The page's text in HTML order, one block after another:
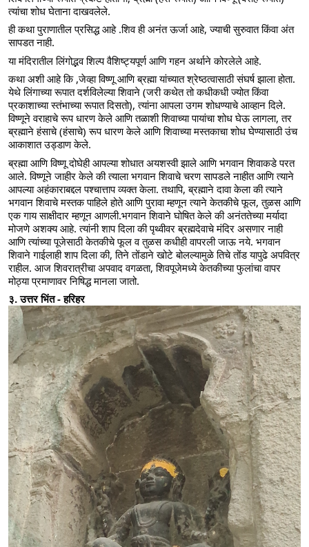
त्यांचा शोध घेताना दाखवलेले.
ही कथा पुराणातील प्रसिद्ध आहे .शिव ही अनंत ऊर्जा आहे, ज्याची सुरुवात किंवा अंत
सापडत नाही.
या मंदिरातील लिंगोद्भव शिल्प वैशिष्ट्यपूर्ण आणि गहन अर्थाने कोरलेले आहे.
कथा अशी आहे कि ,जेव्हा विष्णू आणि ब्रह्मा यांच्यात श्रेष्ठत्वासाठी संघर्ष झाला होता.
येथे लिंगाच्या रूपात दर्शविलेल्या शिवाने (जरी कथेत तो कधीकधी ज्योत किंवा
प्रकाशाच्या स्तंभाच्या रूपात दिसतो), त्यांना आपला उगम शोधण्याचे आव्हान दिले.
विष्णूने वराहाचे रूप धारण केले आणि तळाशी शिवाच्या पायांचा शोध घेऊ लागला, तर
ब्रह्माने हंसाचे (हंसाचे) रूप धारण केले आणि शिवाच्या मस्तकाचा शोध घेण्यासाठी उंच
आकाशात उड्डाण केले.
ब्रह्मा आणि विष्णू दोघेही आपल्या शोधात अयशस्वी झाले आणि भगवान शिवाकडे परत
आले. विष्णूने जाहीर केले की त्याला भगवान शिवाचे चरण सापडले नाहीत आणि त्याने
आपल्या अहंकाराबद्दल पश्चात्ताप व्यक्त केला. तथापि, ब्रह्माने दावा केला की त्याने
भगवान शिवाचे मस्तक पाहिले होते आणि पुरावा म्हणून त्याने केतकीचे फूल, तुळस आणि
एक गाय साक्षीदार म्हणून आणली.भगवान शिवाने घोषित केले की अनंततेच्या मर्यादा
मोजणे अशक्य आहे. त्यांनी शाप दिला की पृथ्वीवर ब्रह्मदेवाचे मंदिर असणार नाही
आणि त्यांच्या पूजेसाठी केतकीचे फूल व तुळस कधीही वापरली जाऊ नये. भगवान
शिवाने गाईलाही शाप दिला की, तिने तोंडाने खोटे बोलल्यामुळे तिचे तोंड यापुढे अपवित्र
राहील. आज शिवरात्रीचा अपवाद वगळता, शिवपूजेमध्ये केतकीच्या फुलांचा वापर
मोठ्या प्रमाणावर निषिद्ध मानला जातो.
३. उत्तर भिंत - हरिहर